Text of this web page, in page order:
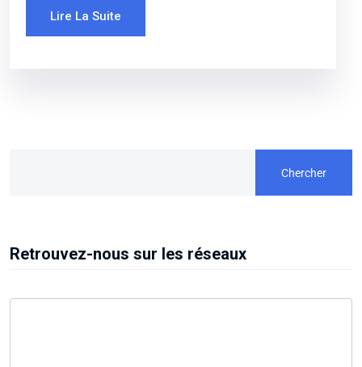
Lire La Suite
Chercher
Retrouvez-nous sur les réseaux